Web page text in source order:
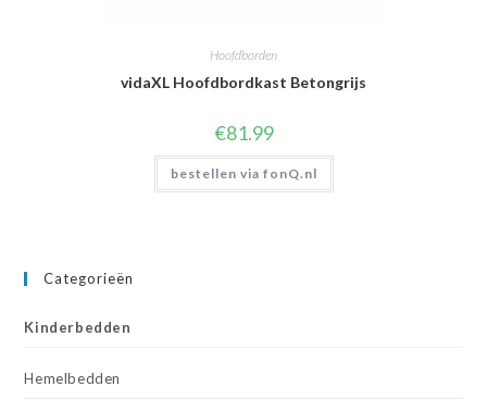
Hoofdborden
vidaXL Hoofdbordkast Betongrijs
€81.99
bestellen via fonQ.nl
Categorieën
Kinderbedden
Hemelbedden